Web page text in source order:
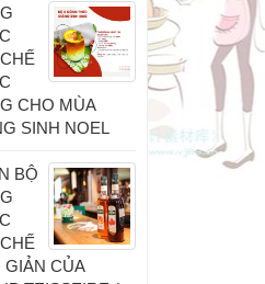
CHO MÙA
SINH NOEL
BỘ
CỦA